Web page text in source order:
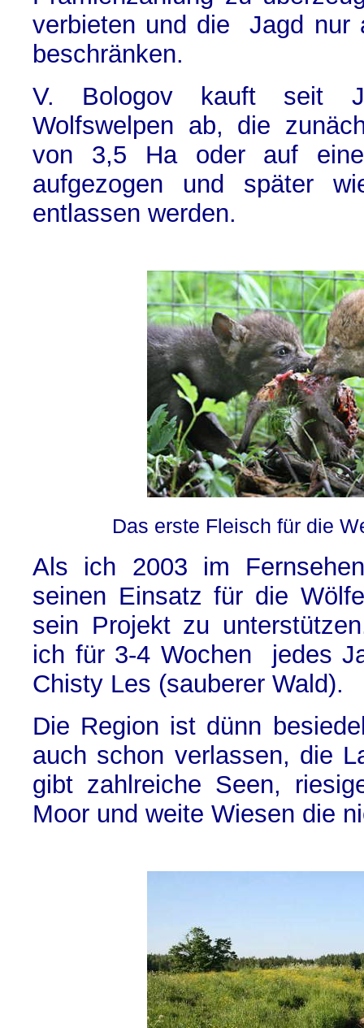
verbieten und die Jagd nur
beschränken.
V. Bologov kauft seit
Wolfswelpen ab, die
von 3,5 Ha oder auf
aufgezogen und später
entlassen werden.
Das erste Fleisch für die
Als ich 2003 im
seinen Einsatz für die
sein Projekt zu
ich für 3-4 Wochen jedes
Chisty Les (sauberer Wald).
Die Region ist dünn
auch schon verlassen, die
gibt zahlreiche Seen,
Moor und weite Wiesen die